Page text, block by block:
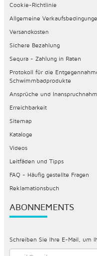
Cookie-Richtlinie
Allgemeine
Versandkosten
Sichere Bezahlung
Sequra - Zahlung in Raten
Protokoll für die
Schwimmbadprodukte
Ansprüche und
Erreichbarkeit
Sitemap
Kataloge
Videos
Leitfäden und Tipps
FAQ - Häufig gestellte Fragen
Reklamationsbuch
ABONNEMENTS
Schreiben Sie Ihre E-Mail, um